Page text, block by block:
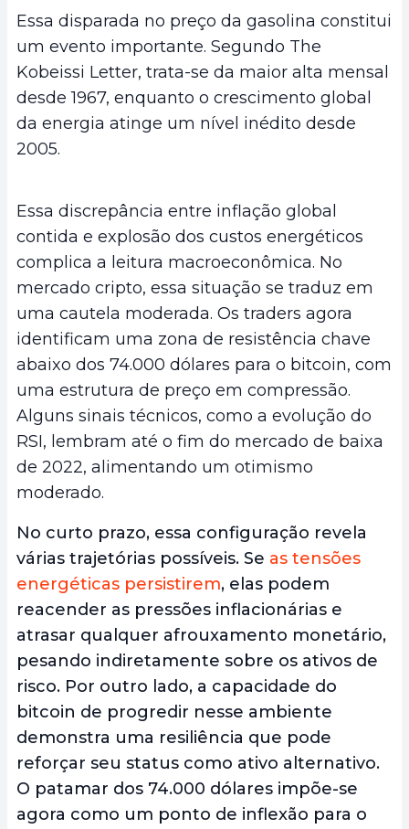
Essa disparada no preço da gasolina constitui
um evento importante. Segundo The
Kobeissi Letter, trata-se da maior alta mensal
desde 1967, enquanto o crescimento global
da energia atinge um nível inédito desde
2005.
Essa discrepância entre inflação global
contida e explosão dos custos energéticos
complica a leitura macroeconômica. No
mercado cripto, essa situação se traduz em
uma cautela moderada. Os traders agora
identificam uma zona de resistência chave
abaixo dos 74.000 dólares para o bitcoin, com
uma estrutura de preço em compressão.
Alguns sinais técnicos, como a evolução do
RSI, lembram até o fim do mercado de baixa
de 2022, alimentando um otimismo
moderado.
No curto prazo, essa configuração revela
várias trajetórias possíveis. Se as tensões
energéticas persistirem, elas podem
reacender as pressões inflacionárias e
atrasar qualquer afrouxamento monetário,
pesando indiretamente sobre os ativos de
risco. Por outro lado, a capacidade do
bitcoin de progredir nesse ambiente
demonstra uma resiliência que pode
reforçar seu status como ativo alternativo.
O patamar dos 74.000 dólares impõe-se
agora como um ponto de inflexão para o